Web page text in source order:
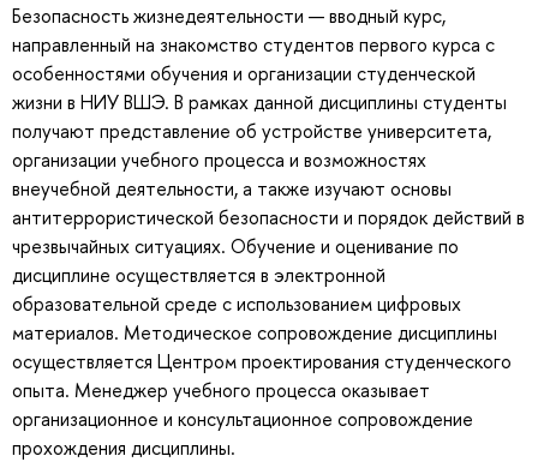
Безопасность жизнедеятельности — вводный курс,
направленный на знакомство студентов первого курса с
особенностями обучения и организации студенческой
жизни в НИУ ВШЭ. В рамках данной дисциплины студенты
получают представление об устройстве университета,
организации учебного процесса и возможностях
внеучебной деятельности, а также изучают основы
антитеррористической безопасности и порядок действий в
чрезвычайных ситуациях. Обучение и оценивание по
дисциплине осуществляется в электронной
образовательной среде с использованием цифровых
материалов. Методическое сопровождение дисциплины
осуществляется Центром проектирования студенческого
опыта. Менеджер учебного процесса оказывает
организационное и консультационное сопровождение
прохождения дисциплины.